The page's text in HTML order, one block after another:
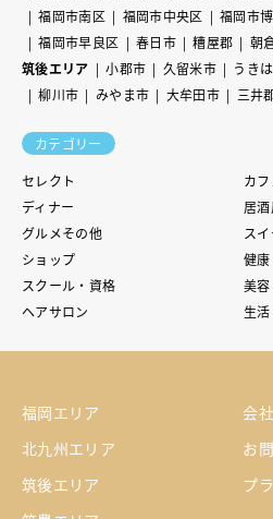
福岡市南区
福岡市中央区 福岡市
福岡市早良区
春日市 糟屋郡 朝
筑後エリア
小郡市 久留米市 うき
柳川市
みやま市 大牟田市 三井
カテゴリー
セレクト
カフ
ディナー
居
グルメその他
ス
ショップ
健康
スクール・資格
美
ヘアサロン
生
福岡エリア
北九州エリア
筑後エリア
会
お
プ